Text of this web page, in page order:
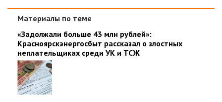
Материалы по теме
«Задолжали больше 43 млн рублей»:
Красноярскэнергосбыт рассказал о злостных
неплательщиках среди УК и ТСЖ